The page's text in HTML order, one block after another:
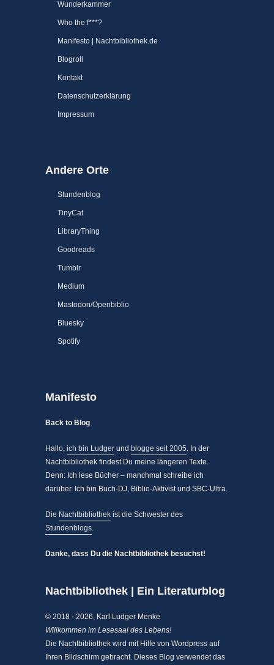
Wunderkammer
Who the f***?
Manifesto | Nachtbibliothek.de
Blogroll
Kontakt
Datenschutzerklärung
Impressum
Andere Orte
Stundenblog
TinyCat
LibraryThing
Goodreads
Tumblr
Medium
Mastodon/Openbiblio
Bluesky
Spotify
Manifesto
Back to Blog
Hallo, ich bin Ludger und blogge seit 2005. In der
Nachtbibliothek findest Du meine längeren Texte.
Denn: Ich lese Bücher – manchmal schreibe ich
darüber. Ich bin Buch-DJ, Biblio-Aktivist und SBC-Ultra.
Die Nachtbibliothek ist die Schwester des
Stundenblogs.
Danke, dass Du die Nachtbibliothek besuchst!
Nachtbibliothek | Ein Literaturblog
© 2018 - 2026, Karl Ludger Menke
Willkommen im Lesesaal des Lebens!
Die Nachtbibliothek wird mit Hilfe von Wordpress auf
Ihren Bildschirm gebracht. Dieses Blog verwendet das